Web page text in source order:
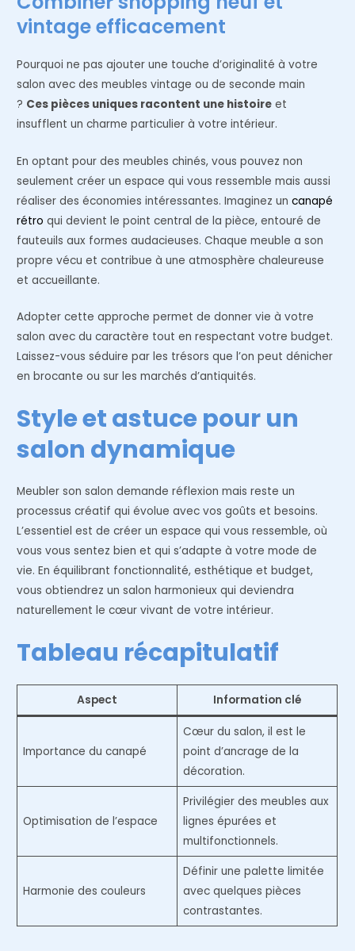
vintage efficacement
Pourquoi ne pas ajouter une touche d’originalité à votre
salon avec des meubles vintage ou de seconde main
? Ces pièces uniques racontent une histoire et
insufflent un charme particulier à votre intérieur.
En optant pour des meubles chinés, vous pouvez non
seulement créer un espace qui vous ressemble mais aussi
réaliser des économies intéressantes. Imaginez uncanapé
rétro qui devient le point central de la pièce, entouré de
fauteuils aux formes audacieuses. Chaque meuble a son
propre vécu et contribue à une atmosphère chaleureuse
et accueillante.
Adopter cette approche permet de donner vie à votre
salon avec du caractère tout en respectant votre budget.
Laissez-vous séduire par les trésors que l’on peut dénicher
en brocante ou sur les marchés d’antiquités.
Style et astuce pour un
salon dynamique
Meubler son salon demande réflexion mais reste un
processus créatif qui évolue avec vos goûts et besoins.
L’essentiel est de créer un espace qui vous ressemble, où
vous vous sentez bien et qui s’adapte à votre mode de
vie. En équilibrant fonctionnalité, esthétique et budget,
vous obtiendrez un salon harmonieux qui deviendra
naturellement le cœur vivant de votre intérieur.
Tableau récapitulatif
Aspect Information clé
Importance du canapé
Cœur du salon, il est le
point d’ancrage de la
décoration.
Optimisation de l’espace
Privilégier des meubles aux
lignes épurées et
multifonctionnels.
Harmonie des couleurs
Définir une palette limitée
avec quelques pièces
contrastantes.